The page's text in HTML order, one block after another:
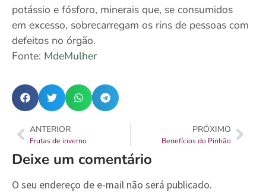
potássio e fósforo, minerais que, se consumidos
em excesso, sobrecarregam os rins de pessoas com
defeitos no órgão.
Fonte: MdeMulher
ANTERIOR
Frutas de inverno
PRÓXIMO
Benefícios do Pinhão
Deixe um comentário
O seu endereço de e-mail não será publicado.